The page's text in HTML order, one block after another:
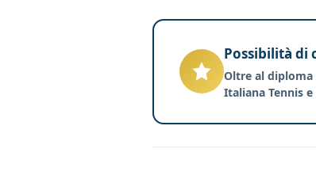
Possibilità di
Oltre al diploma
Italiana Tennis